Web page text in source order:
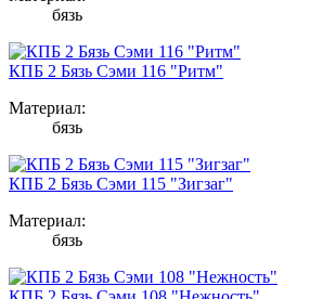
бязь
КПБ 2 Бязь Сэми 116 "Ритм"
Материал:
бязь
КПБ 2 Бязь Сэми 115 "Зигзаг"
Материал:
бязь